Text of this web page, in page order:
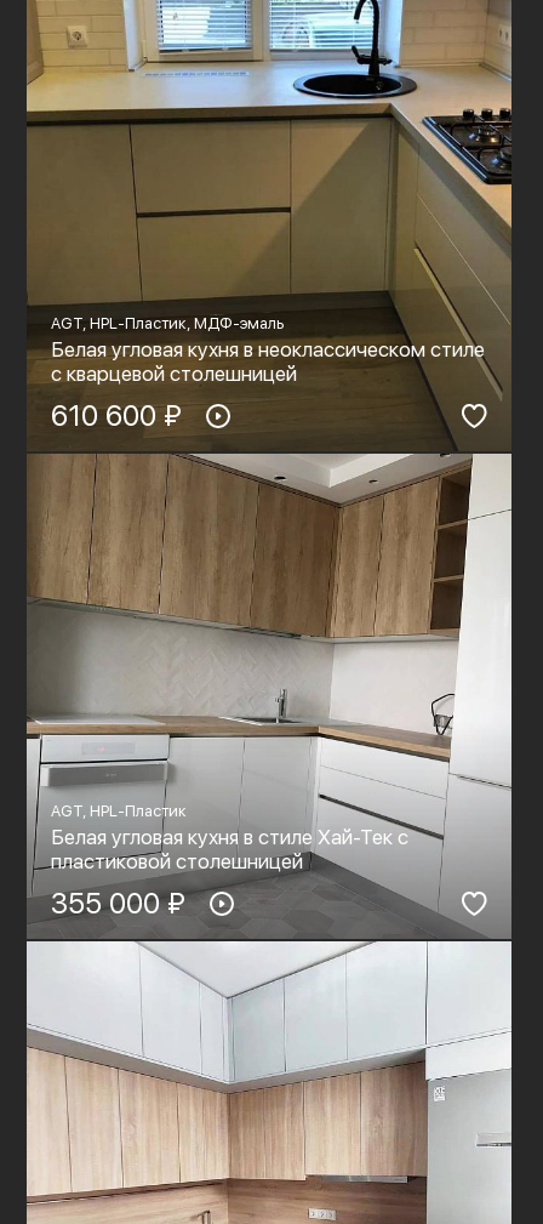
AGT, HPL-Пластик, МДФ-эмаль
Белая угловая кухня в неоклассическом стиле
с кварцевой столешницей
610 600 ₽
AGT, HPL-Пластик
Белая угловая кухня в стиле Хай-Тек с
пластиковой столешницей
355 000 ₽